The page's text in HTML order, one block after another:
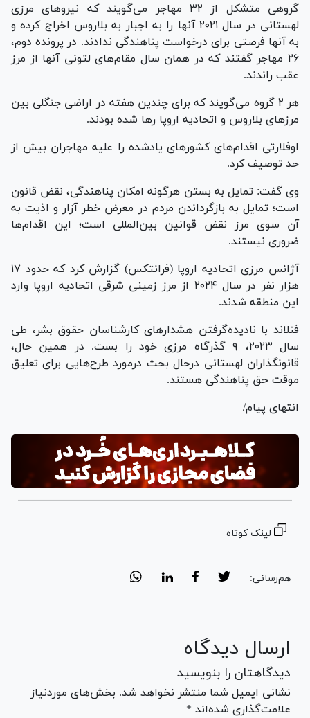
گروهی متشکل از ۳۲ مهاجر می‌گویند که نیرو‌های مرزی
لهستانی در سال ۲۰۲۱ آنها را به اجبار به بلاروس اخراج کرده و
به آنها فرصتی برای درخواست پناهندگی ندادند. در پرونده دوم،
۲۶ مهاجر گفتند که در همان سال مقام‌های لتونی آنها از مرز
عقب راندند.
هر ۲ گروه می‌گویند که برای چندین هفته در اراضی جنگلی بین
مرز‌های بلاروس و اتحادیه اروپا رها شده بودند.
اوفلارتی اقدام‌های کشور‌های یادشده را علیه مهاجران بیش از
حد توصیف کرد.
وی گفت: تمایل به بستن هرگونه امکان پناهندگی، نقض قانون
است؛ تمایل به بازگرداندن مردم در معرض خطر آزار و اذیت به
آن سوی مرز نقض قوانین بین‌المللی است؛ این اقدام‌ها
ضروری نیستند.
آژانس مرزی اتحادیه اروپا (فرانتکس) گزارش کرد که حدود ۱۷
هزار نفر در سال ۲۰۲۴ از مرز زمینی شرقی اتحادیه اروپا وارد
این منطقه شدند.
فنلاند با نادیده‌گرفتن هشدار‌های کارشناسان حقوق بشر، طی
سال ۲۰۲۳، ۹ گذرگاه مرزی خود را بست. در همین حال،
قانونگذاران لهستانی درحال بحث درمورد طرح‌هایی برای تعلیق
موقت حق پناهندگی هستند.
انتهای پیام/
لینک کوتاه
هم‌رسانی:
ارسال دیدگاه
دیدگاهتان را بنویسید
نشانی ایمیل شما منتشر نخواهد شد. بخش‌های موردنیاز
علامت‌گذاری شده‌اند *